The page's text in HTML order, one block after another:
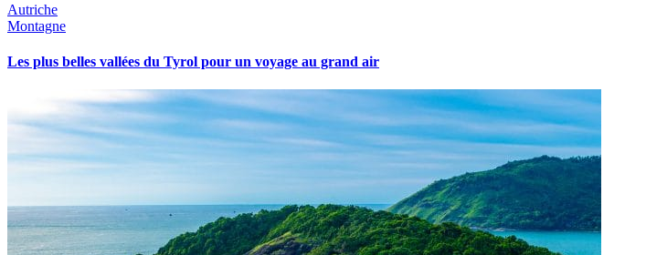
Autriche
Montagne
Les plus belles vallées du Tyrol pour un voyage au grand air